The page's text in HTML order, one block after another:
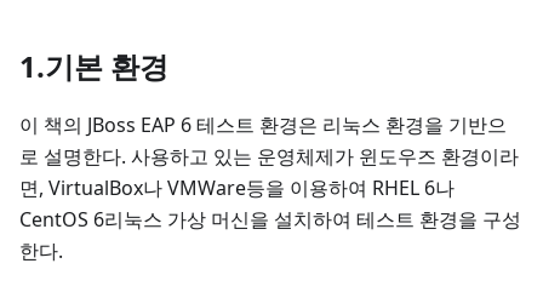
1.기본 환경
이 책의 JBoss EAP 6 테스트 환경은 리눅스 환경을 기반으
로 설명한다. 사용하고 있는 운영체제가 윈도우즈 환경이라
면, VirtualBox나 VMWare등을 이용하여 RHEL 6나
CentOS 6리눅스 가상 머신을 설치하여 테스트 환경을 구성
한다.